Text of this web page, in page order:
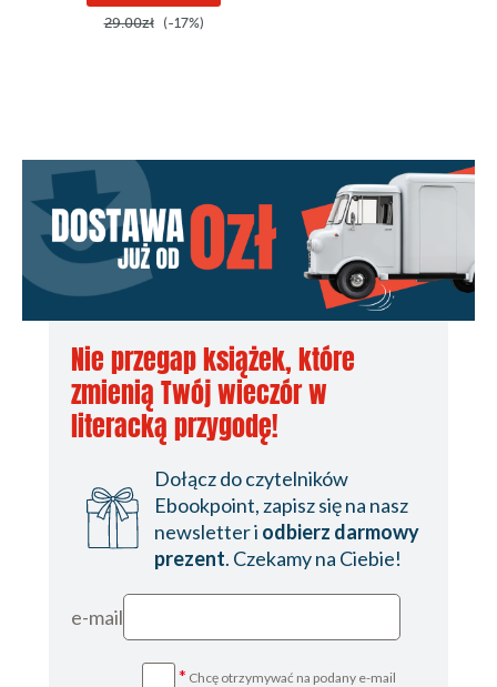
29.00zł (-17%)
Nie przegap książek, które
zmienią Twój wieczór w
literacką przygodę!
Dołącz do czytelników
Ebookpoint, zapisz się na nasz
newsletter i odbierz darmowy
prezent. Czekamy na Ciebie!
e-mail
* Chcę otrzymywać na podany e-mail